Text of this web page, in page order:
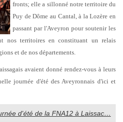
fronts; elle a sillonné notre territoire du
Puy de Dôme au Cantal, à la Lozère en
passant par l'Aveyron pour soutenir les
nos territoires en constituant un relais
et de nos départements.
avaient donné rendez-vous à leurs
journée d'été des Aveyronnais d'ici et
d'été de la FNA12 à Laissac…